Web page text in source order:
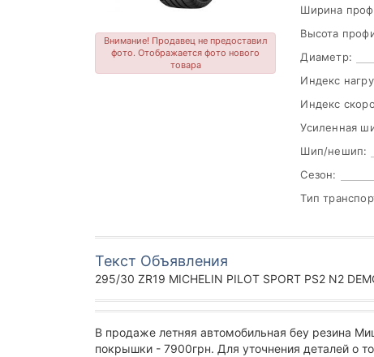
Внимание! Продавец не предоставил
фото. Отображается фото нового
товара
Ширина
Высота
Диаметр:
Индекс
Индекс
Усиленная
Шип/нешип:
Сезон:
Тип
Текст Объявления
295/30 ZR19 MICHELIN PILOT SPORT PS2 N2
В продаже летняя автомобильная беу резина
покрышки - 7900грн. Для уточнения деталей о